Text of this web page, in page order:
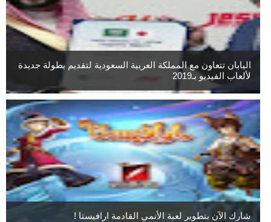
اليابان تتعاون مع المملكة العربية السعودية لتقديم بطولة جديدة
لألعاب الفيديو بـ2019
شارك الآن بتطوير لعبة الأنمي القادمة ارافيستا !